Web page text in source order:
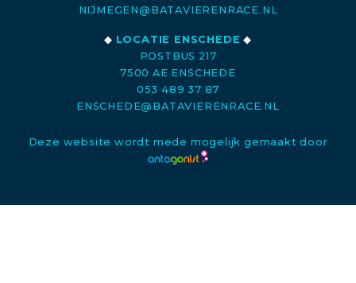
NIJMEGEN@BATAVIERENRACE.NL
◆ LOCATIE ENSCHEDE ◆
POSTBUS 217
7500 AE ENSCHEDE
053 489 37 87
ENSCHEDE@BATAVIERENRACE.NL
Deze website wordt mede mogelijk gemaakt door